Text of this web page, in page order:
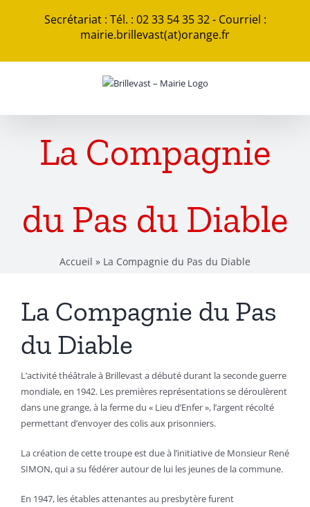
Secrétariat : Tél. : 02 33 54 35 32 - Courriel :
mairie.brillevast(at)orange.fr
La Compagnie
du Pas du Diable
Accueil » La Compagnie du Pas du Diable
La Compagnie du Pas
du Diable
L’activité théâtrale à Brillevast a débuté durant la seconde guerre
mondiale, en 1942. Les premières représentations se déroulèrent
dans une grange, à la ferme du « Lieu d’Enfer », l’argent récolté
permettant d’envoyer des colis aux prisonniers.
La création de cette troupe est due à l’initiative de Monsieur René
SIMON, qui a su fédérer autour de lui les jeunes de la commune.
En 1947, les étables attenantes au presbytère furent